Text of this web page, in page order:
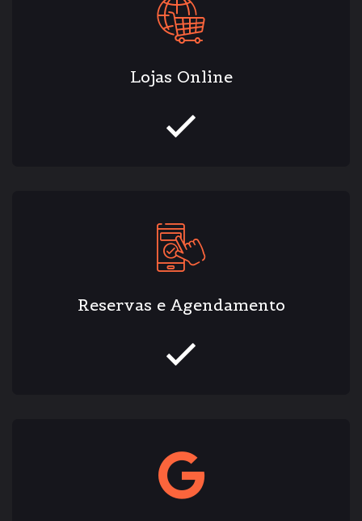
Lojas Online
Reservas e Agendamento